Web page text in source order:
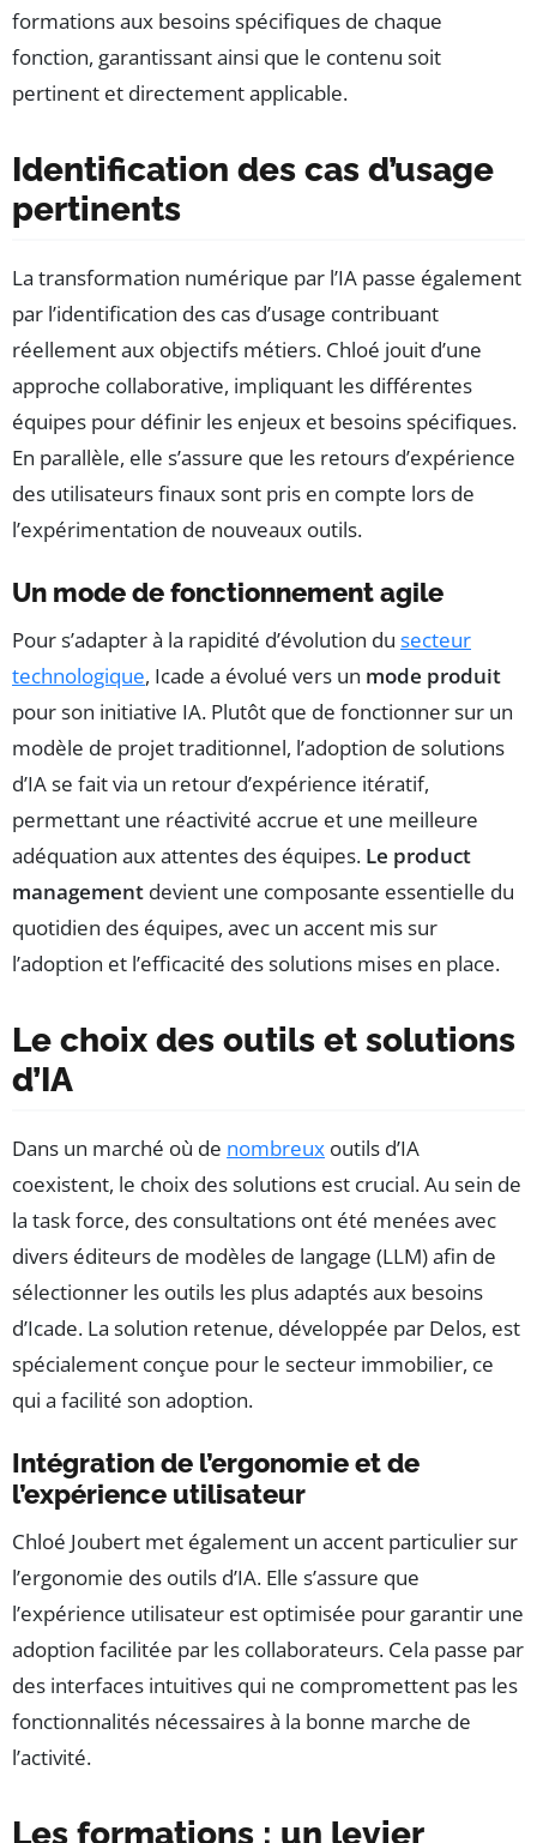
formations aux besoins spécifiques de chaque
fonction, garantissant ainsi que le contenu soit
pertinent et directement applicable.
Identification des cas d’usage
pertinents
La transformation numérique par l’IA passe également
par l’identification des cas d’usage contribuant
réellement aux objectifs métiers. Chloé jouit d’une
approche collaborative, impliquant les différentes
équipes pour définir les enjeux et besoins spécifiques.
En parallèle, elle s’assure que les retours d’expérience
des utilisateurs finaux sont pris en compte lors de
l’expérimentation de nouveaux outils.
Un mode de fonctionnement agile
Pour s’adapter à la rapidité d’évolution du secteur
technologique, Icade a évolué vers un mode produit
pour son initiative IA. Plutôt que de fonctionner sur un
modèle de projet traditionnel, l’adoption de solutions
d’IA se fait via un retour d’expérience itératif,
permettant une réactivité accrue et une meilleure
adéquation aux attentes des équipes. Le product
management devient une composante essentielle du
quotidien des équipes, avec un accent mis sur
l’adoption et l’efficacité des solutions mises en place.
Le choix des outils et solutions
d’IA
Dans un marché où de nombreux outils d’IA
coexistent, le choix des solutions est crucial. Au sein de
la task force, des consultations ont été menées avec
divers éditeurs de modèles de langage (LLM) afin de
sélectionner les outils les plus adaptés aux besoins
d’Icade. La solution retenue, développée par Delos, est
spécialement conçue pour le secteur immobilier, ce
qui a facilité son adoption.
Intégration de l’ergonomie et de
l’expérience utilisateur
Chloé Joubert met également un accent particulier sur
l’ergonomie des outils d’IA. Elle s’assure que
l’expérience utilisateur est optimisée pour garantir une
adoption facilitée par les collaborateurs. Cela passe par
des interfaces intuitives qui ne compromettent pas les
fonctionnalités nécessaires à la bonne marche de
l’activité.
Les formations : un levier